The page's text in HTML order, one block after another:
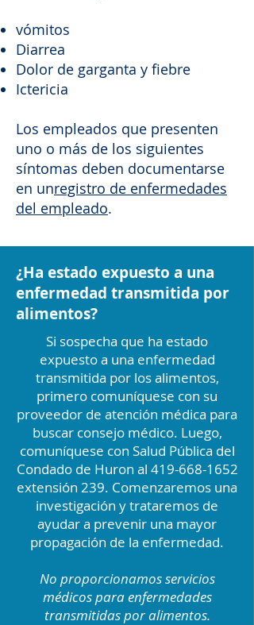
vómitos
Diarrea
Dolor de garganta y fiebre
Ictericia
Los empleados que presenten
uno o más de los siguientes
síntomas deben documentarse
en unregistro de enfermedades
del empleado.
¿Ha estado expuesto a una
enfermedad transmitida por
alimentos?
Si sospecha que ha estado
expuesto a una enfermedad
transmitida por los alimentos,
primero comuníquese con su
proveedor de atención médica para
buscar consejo médico. Luego,
comuníquese con Salud Pública del
Condado de Huron al 419-668-1652
extensión 239. Comenzaremos una
investigación y trataremos de
ayudar a prevenir una mayor
propagación de la enfermedad.
No proporcionamos servicios
médicos para enfermedades
transmitidas por alimentos.